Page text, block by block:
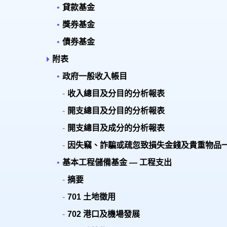
貸款基金
獎券基金
債券基金
附表
政府一般收入帳目
收入總目及分目的分析報表
開支總目及分目的分析報表
開支總目及成分的分析報表
因失竊、詐騙或疏忽致損失金錢及貴重物品
基本工程儲備基金 — 工程支出
摘要
701 土地徵用
702 港口及機場發展